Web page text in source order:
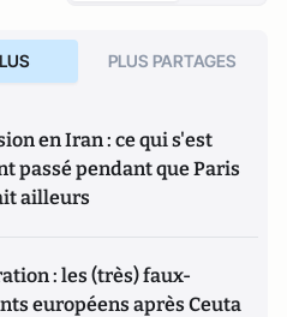
PLUS PARTAGES
en Iran : ce qui s'est
passé pendant que Paris
ailleurs
: les (très) faux-
européens après Ceuta